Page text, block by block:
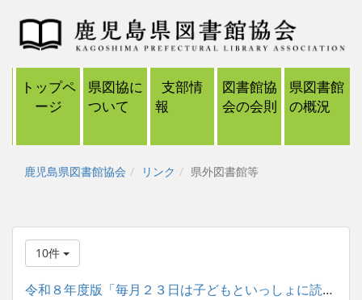
トップペ
ージ
県図協に
ついて
支部情
報
図書館協
会の会則
県図書館
の概況
鹿児島県図書館協会 リンク 県外図書館等
10件
令和８年度版「毎月２３日は子どもといっしょに読書の日」ポスタ...